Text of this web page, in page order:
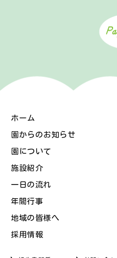
ホーム
園からのお知らせ
園について
施設紹介
一日の流れ
年間行事
地域の皆様へ
採用情報